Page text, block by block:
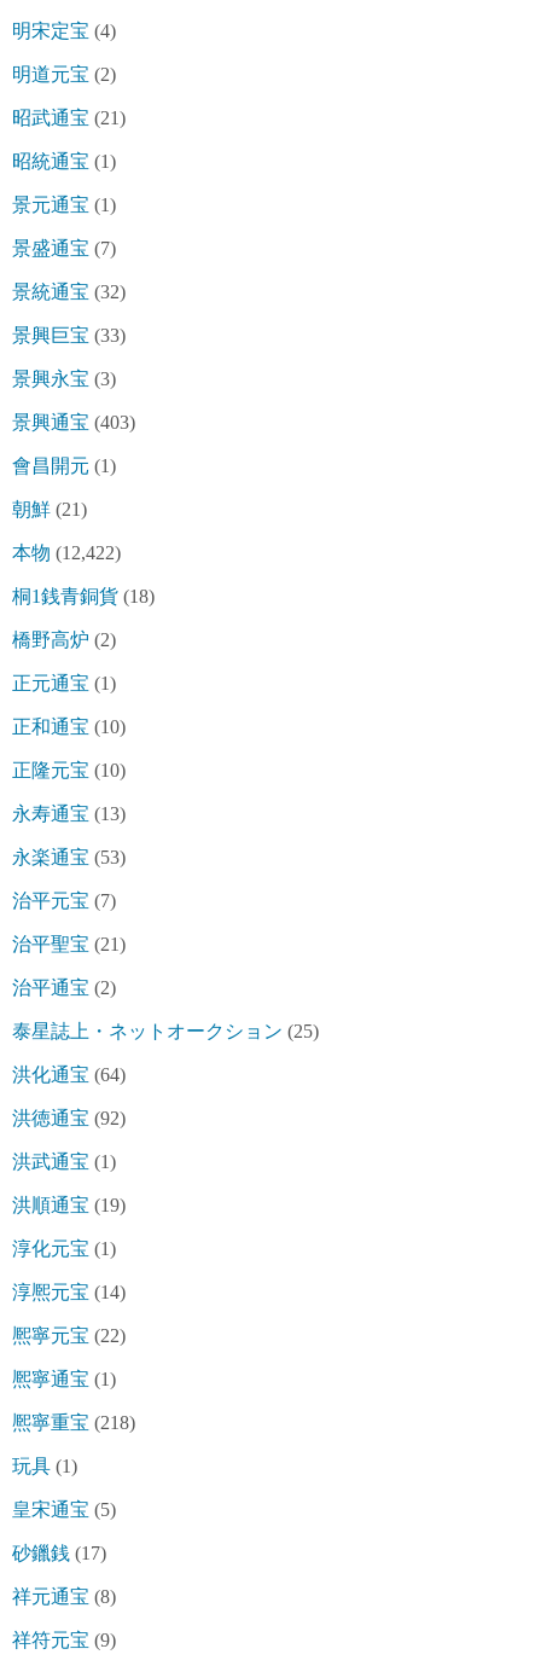
明宋定宝 (4)
明道元宝 (2)
昭武通宝 (21)
昭統通宝 (1)
景元通宝 (1)
景盛通宝 (7)
景統通宝 (32)
景興巨宝 (33)
景興永宝 (3)
景興通宝 (403)
會昌開元 (1)
朝鮮 (21)
本物 (12,422)
桐1銭青銅貨 (18)
橋野高炉 (2)
正元通宝 (1)
正和通宝 (10)
正隆元宝 (10)
永寿通宝 (13)
永楽通宝 (53)
治平元宝 (7)
治平聖宝 (21)
治平通宝 (2)
泰星誌上・ネットオークション (25)
洪化通宝 (64)
洪徳通宝 (92)
洪武通宝 (1)
洪順通宝 (19)
淳化元宝 (1)
淳熈元宝 (14)
熈寧元宝 (22)
熈寧通宝 (1)
熈寧重宝 (218)
玩具 (1)
皇宋通宝 (5)
砂鑞銭 (17)
祥元通宝 (8)
祥符元宝 (9)